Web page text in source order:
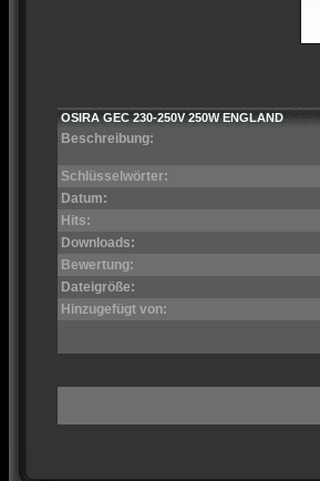
OSIRA GEC 230-250V 250W ENGLAND
Beschreibung:
Schlüsselwörter:
Datum:
Hits:
Downloads:
Bewertung:
Dateigröße:
Hinzugefügt von: